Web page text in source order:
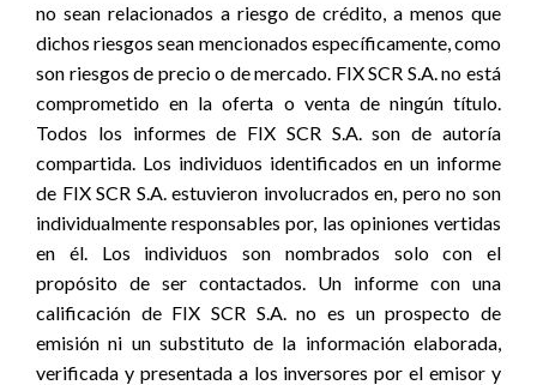
no sean relacionados a riesgo de crédito, a menos que
dichos riesgos sean mencionados específicamente, como
son riesgos de precio o de mercado. FIX SCR S.A. no está
comprometido en la oferta o venta de ningún título.
Todos los informes de FIX SCR S.A. son de autoría
compartida. Los individuos identificados en un informe
de FIX SCR S.A. estuvieron involucrados en, pero no son
individualmente responsables por, las opiniones vertidas
en él. Los individuos son nombrados solo con el
propósito de ser contactados. Un informe con una
calificación de FIX SCR S.A. no es un prospecto de
emisión ni un substituto de la información elaborada,
verificada y presentada a los inversores por el emisor y